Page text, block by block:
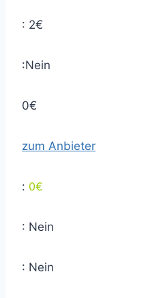
: 2€
:Nein
0€
zum Anbieter
: 0€
: Nein
: Nein